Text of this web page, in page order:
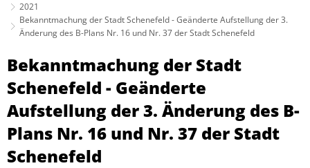
2021
Bekanntmachung der Stadt Schenefeld - Geänderte Aufstellung der 3.
Änderung des B-Plans Nr. 16 und Nr. 37 der Stadt Schenefeld
Bekanntmachung der Stadt
Schenefeld - Geänderte
Aufstellung der 3. Änderung des B-
Plans Nr. 16 und Nr. 37 der Stadt
Schenefeld